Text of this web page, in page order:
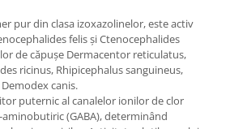
pur din clasa izoxazolinelor, este activ
felis și Ctenocephalides
de căpușe Dermacentor reticulatus,
ricinus, Rhipicephalus sanguineus,
canis.
puternic al canalelor ionilor de clor
(GABA), determinând